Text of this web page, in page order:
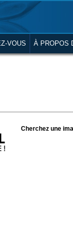
VOUS À PROPOS
Cherchez une